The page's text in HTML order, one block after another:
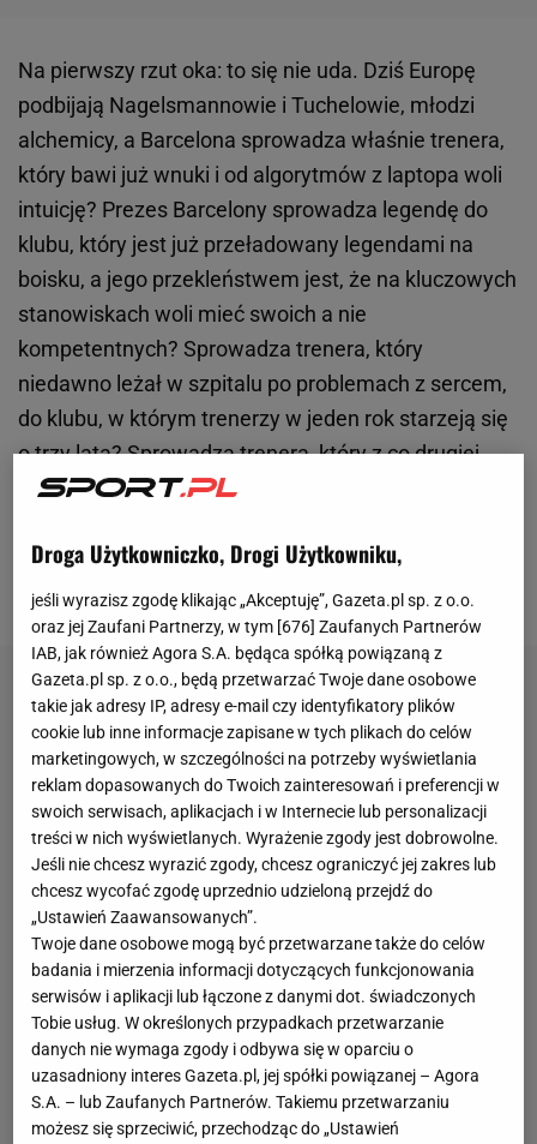
Na pierwszy rzut oka: to się nie uda. Dziś Europę
podbijają Nagelsmannowie i Tuchelowie, młodzi
alchemicy, a Barcelona sprowadza właśnie trenera,
który bawi już wnuki i od algorytmów z laptopa woli
intuicję? Prezes Barcelony sprowadza legendę do
klubu, który jest już przeładowany legendami na
boisku, a jego przekleństwem jest, że na kluczowych
stanowiskach woli mieć swoich a nie
kompetentnych? Sprowadza trenera, który
niedawno leżał w szpitalu po problemach z sercem,
do klubu, w którym trenerzy w jeden rok starzeją się
o trzy lata? Sprowadza trenera, który z co drugiej
pracy odchodził skłócony, do klubu, który jest beczką
za wrażenie dostaje się za wzniosłe opowieści o
pięknej piłce?
Droga Użytkowniczko, Drogi Użytkowniku,
jeśli wyrazisz zgodę klikając „Akceptuję”, Gazeta.pl sp. z o.o.
oraz jej Zaufani Partnerzy, w tym [676] Zaufanych Partnerów
IAB, jak również Agora S.A. będąca spółką powiązaną z
Gazeta.pl sp. z o.o., będą przetwarzać Twoje dane osobowe
takie jak adresy IP, adresy e-mail czy identyfikatory plików
cookie lub inne informacje zapisane w tych plikach do celów
marketingowych, w szczególności na potrzeby wyświetlania
reklam dopasowanych do Twoich zainteresowań i preferencji w
swoich serwisach, aplikacjach i w Internecie lub personalizacji
treści w nich wyświetlanych. Wyrażenie zgody jest dobrowolne.
Jeśli nie chcesz wyrazić zgody, chcesz ograniczyć jej zakres lub
chcesz wycofać zgodę uprzednio udzieloną przejdź do
„Ustawień Zaawansowanych”.
Twoje dane osobowe mogą być przetwarzane także do celów
badania i mierzenia informacji dotyczących funkcjonowania
serwisów i aplikacji lub łączone z danymi dot. świadczonych
Tobie usług. W określonych przypadkach przetwarzanie
danych nie wymaga zgody i odbywa się w oparciu o
uzasadniony interes Gazeta.pl, jej spółki powiązanej – Agora
S.A. – lub Zaufanych Partnerów. Takiemu przetwarzaniu
możesz się sprzeciwić, przechodząc do „Ustawień